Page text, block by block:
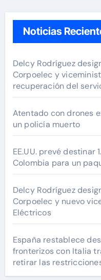
Noticias
Delcy Rodríguez
Corpoelec y
recuperación del
Atentado con drones
un policía muerto
EE.UU. prevé destinar
Colombia para un
Delcy Rodríguez
Corpoelec y nuevo
Eléctricos
España restablece
fronterizos con Italia
retirar las